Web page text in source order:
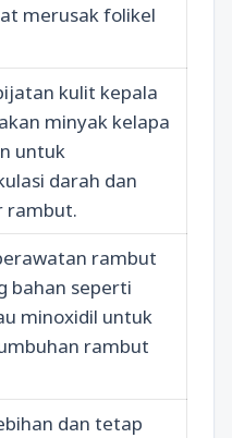
merusak folikel
kulit kepala
minyak kelapa
untuk
darah dan
rambut.
rambut
bahan seperti
minoxidil untuk
rambut
dan tetap